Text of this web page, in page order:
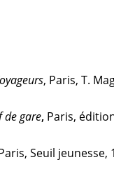
, Paris, T.
de gare, Paris,
Seuil jeunesse,